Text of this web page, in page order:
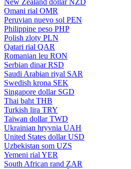
New Zealand dollar NZD
Omani rial OMR
Peruvian nuevo sol PEN
Philippine peso PHP
Polish zloty PLN
Qatari rial QAR
Romanian leu RON
Serbian dinar RSD
Saudi Arabian riyal SAR
Swedish krona SEK
Singapore dollar SGD
Thai baht THB
Turkish lira TRY
Taiwan dollar TWD
Ukrainian hryvnia UAH
United States dollar USD
Uzbekistan som UZS
Yemeni rial YER
South African rand ZAR